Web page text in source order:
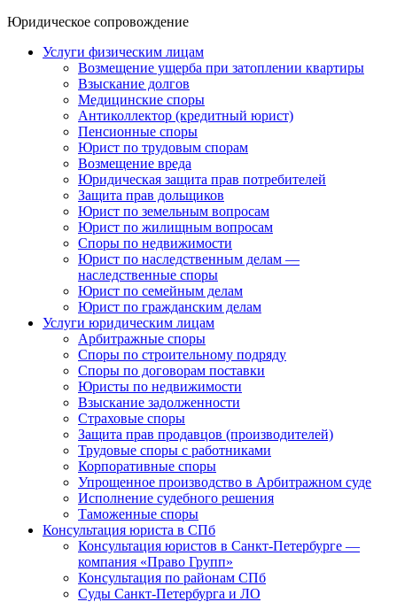
Юридическое сопровождение
Услуги физическим лицам
Возмещение ущерба при затоплении квартиры
Взыскание долгов
Медицинские споры
Антиколлектор (кредитный юрист)
Пенсионные споры
Юрист по трудовым спорам
Возмещение вреда
Юридическая защита прав потребителей
Защита прав дольщиков
Юрист по земельным вопросам
Юрист по жилищным вопросам
Споры по недвижимости
Юрист по наследственным делам —
наследственные споры
Юрист по семейным делам
Юрист по гражданским делам
Услуги юридическим лицам
Арбитражные споры
Споры по строительному подряду
Споры по договорам поставки
Юристы по недвижимости
Взыскание задолженности
Страховые споры
Защита прав продавцов (производителей)
Трудовые споры с работниками
Корпоративные споры
Упрощенное производство в Арбитражном суде
Исполнение судебного решения
Таможенные споры
Консультация юриста в СПб
Консультация юристов в Санкт-Петербурге —
компания «Право Групп»
Консультация по районам СПб
Суды Санкт-Петербурга и ЛО